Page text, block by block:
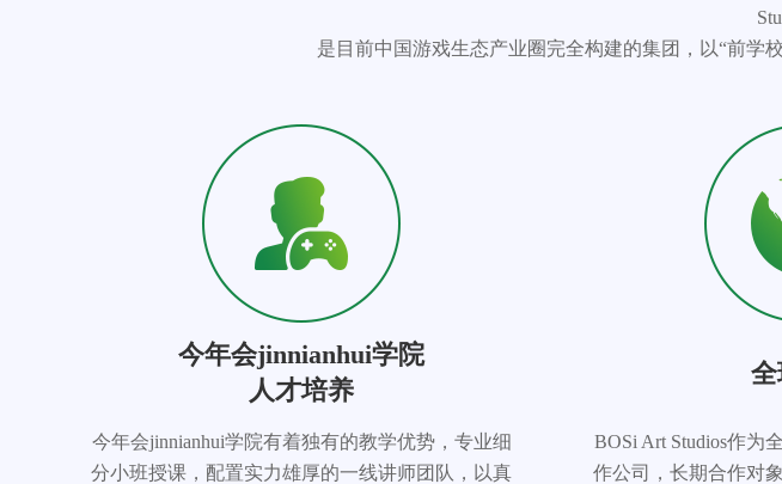
是目前中国游戏生态产业圈完全构建的集团，以“前学
今年会jinnianhui学院
人才培养
今年会jinnianhui学院有着独有的教学优势，专业细
分小班授课，配置实力雄厚的一线讲师团队，以真
BOSi Art Studios作为
作公司，长期合作对